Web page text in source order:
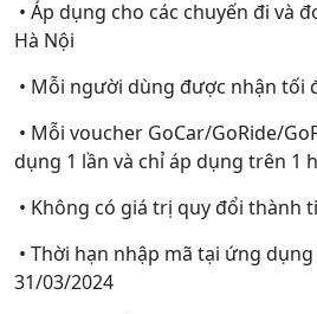
• Áp dụng cho các chuyến đi và
Hà Nội
• Mỗi người dùng được nhận tối
• Mỗi voucher GoCar/GoRide/
dụng 1 lần và chỉ áp dụng trên 1
• Không có giá trị quy đổi thành
• Thời hạn nhập mã tại ứng
31/03/2024